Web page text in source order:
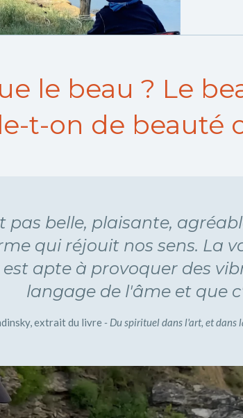
le beau ? Le
t-on de beauté
belle, plaisante,
qui réjouit nos sens. La
apte à provoquer des
langage de l'âme et que
extrait du livre- Du spirituel dans l'art, et dans